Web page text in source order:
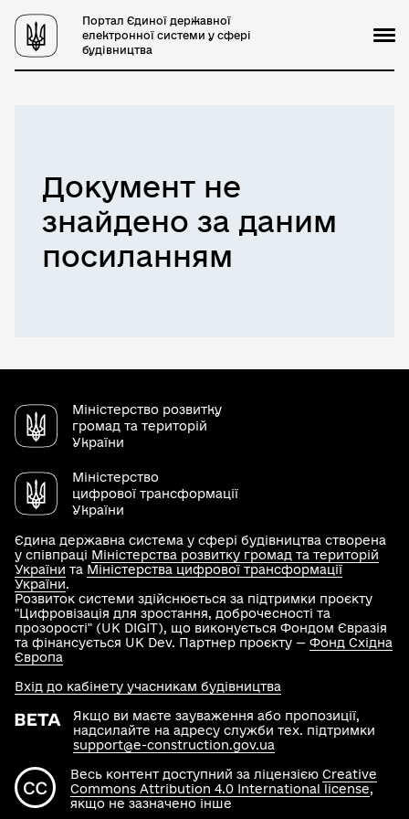
Портал Єдиної державної
електронної системи у сфері
будівництва
Документ не
знайдено за даним
посиланням
Міністерство розвитку
громад та територій
України
Міністерство
цифрової трансформації
України
Єдина державна система у сфері будівництва створена
у співпраці Міністерства розвитку громад та територій
України та Міністерства цифрової трансформації
України.
Розвиток системи здійснюється за підтримки проєкту
"Цифровізація для зростання, доброчесності та
прозорості" (UK DIGIT), що виконується Фондом Євразія
та фінансується UK Dev. Партнер проєкту — Фонд Східна
Європа
Якщо ви маєте зауваження або пропозиції,
надсилайте на адресу служби тех. підтримки
support@e-construction.gov.ua
Весь контент доступний за ліцензією Creative
Commons Attribution 4.0 International license,
якщо не зазначено інше
Вхід до кабінету учасникам будівництва